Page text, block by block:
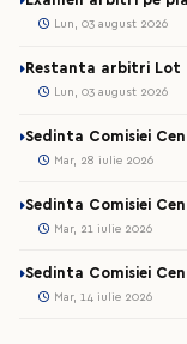
Lun, 03 august 2026
Restanta arbitri Lot
Lun, 03 august 2026
Sedinta Comisiei
Mar, 28 iulie 2026
Sedinta Comisiei
Mar, 21 iulie 2026
Sedinta Comisiei
Mar, 14 iulie 2026